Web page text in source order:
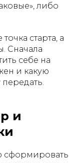
либо
старта, а
Сначала
себе на
и какую
и
сформировать